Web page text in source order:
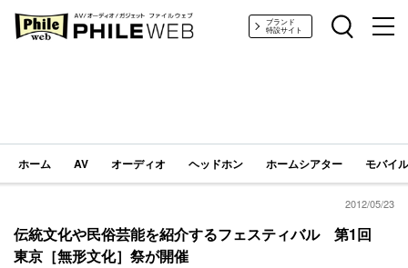
PHILE WEB｜AV/オーディオ/ガジェットブランド
特設サイト
ホーム AV オーディオ ヘッドホン ホームシアター モバイ
2012/05/23
伝統文化や民俗芸能を紹介するフェスティバル 第1回
東京［無形文化］祭が開催